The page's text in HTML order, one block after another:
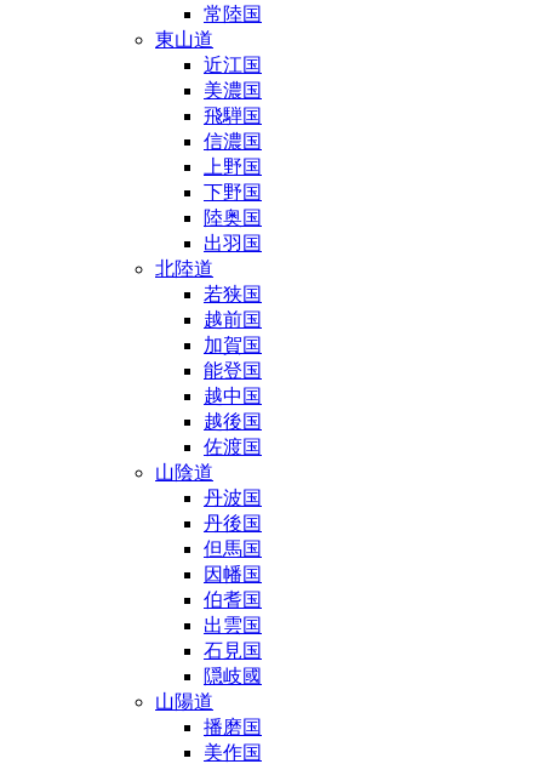
常陸国
東山道
近江国
美濃国
飛騨国
信濃国
上野国
下野国
陸奥国
出羽国
北陸道
若狭国
越前国
加賀国
能登国
越中国
越後国
佐渡国
山陰道
丹波国
丹後国
但馬国
因幡国
伯耆国
出雲国
石見国
隠岐國
山陽道
播磨国
美作国